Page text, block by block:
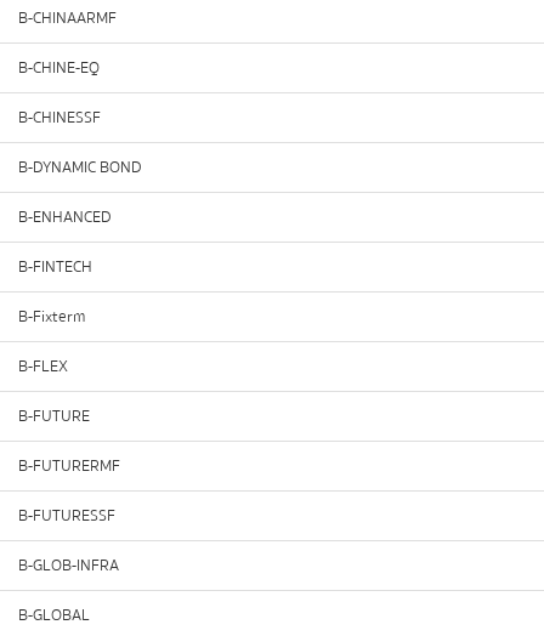
B-CHINAARMF
B-CHINE-EQ
B-CHINESSF
B-DYNAMIC BOND
B-ENHANCED
B-FINTECH
B-Fixterm
B-FLEX
B-FUTURE
B-FUTURERMF
B-FUTURESSF
B-GLOB-INFRA
B-GLOBAL